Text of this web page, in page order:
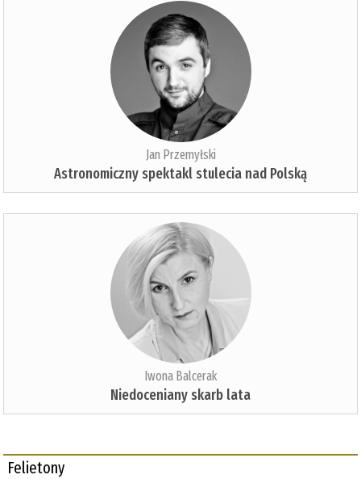
Jan Przemyłski
Astronomiczny spektakl stulecia nad Polską
Iwona Balcerak
Niedoceniany skarb lata
Felietony